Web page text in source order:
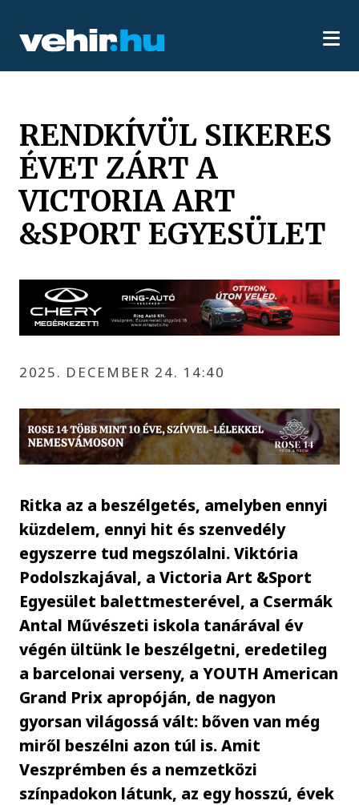
RENDKÍVÜL SIKERES
ÉVET ZÁRT A
VICTORIA ART
&SPORT EGYESÜLET
2025. DECEMBER 24. 14:40
Ritka az a beszélgetés, amelyben ennyi
küzdelem, ennyi hit és szenvedély
egyszerre tud megszólalni. Viktória
Podolszkajával, a Victoria Art &Sport
Egyesület balettmesterével, a Csermák
Antal Művészeti iskola tanárával év
végén ültünk le beszélgetni, eredetileg
a barcelonai verseny, a YOUTH American
Grand Prix apropóján, de nagyon
gyorsan világossá vált: bőven van még
miről beszélni azon túl is. Amit
Veszprémben és a nemzetközi
színpadokon látunk, az egy hosszú, évek